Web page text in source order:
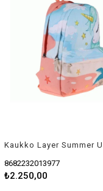
8682232013977
₺2.250,00